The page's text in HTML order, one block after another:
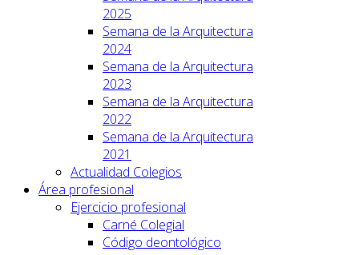
2025
Semana de la Arquitectura
2024
Semana de la Arquitectura
2023
Semana de la Arquitectura
2022
Semana de la Arquitectura
2021
Actualidad Colegios
Área profesional
Ejercicio profesional
Carné Colegial
Código deontológico